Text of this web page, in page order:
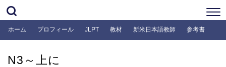
ホーム プロフィール JLPT 教材 新米日本語教師 参考書
N3～上に